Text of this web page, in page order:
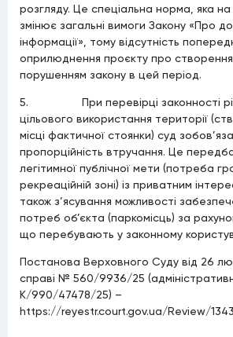
розгляду. Це спеціальна норма, яка на
змінює загальні вимоги Закону «Про
інформації», тому відсутність
оприлюднення проєкту про
порушенням закону в цей період.
5. При перевірці законності
цільового використання території
місці фактичної стоянки) суд
пропорційність втручання. Це
легітимної публічної мети (потреба
рекреаційній зоні) із приватним
також з’ясування можливості
потреб об’єкта (паркомісць) за
що перебувають у законному
Постанова Верховного Суду від 26
справі № 560/9936/25
К/990/47478/25) –
https://reyestr.court.gov.ua/Review/